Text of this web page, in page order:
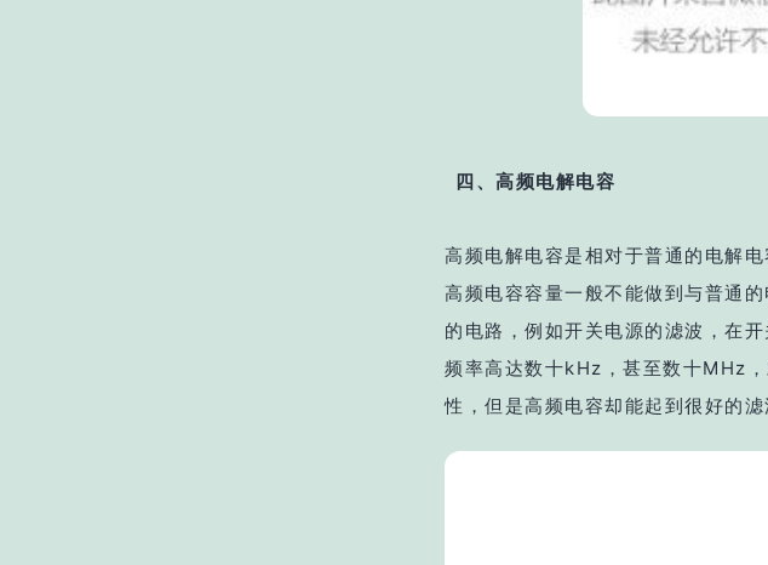
四、高频电解电容
高频电解电容是相对于普通的电解
高频电容容量一般不能做到与普通
的电路，例如开关电源的滤波，在
频率高达数十kHz，甚至数十MHz
性，但是高频电容却能起到很好的滤